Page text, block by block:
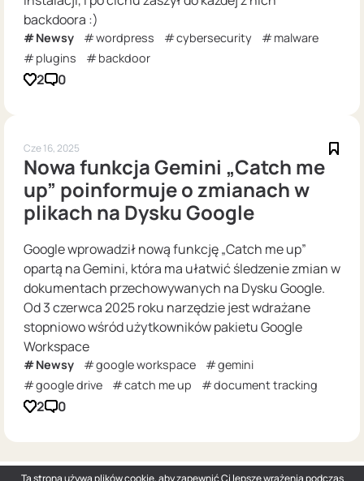
backdoora :)
Newsy wordpress cybersecurity
malware
plugins
backdoor
2 0
Cze 16, 2025
Nowa funkcja Gemini „Catch me
up” poinformuje o zmianach w
plikach na Dysku Google
Google wprowadził nową funkcję „Catch me up”
opartą na Gemini, która ma ułatwić śledzenie zmian w
dokumentach przechowywanych na Dysku Google.
Od 3 czerwca 2025 roku narzędzie jest wdrażane
stopniowo wśród użytkowników pakietu Google
Workspace
Newsy google workspace
gemini
google drive
catch me up document tracking
2 0
Ta strona używa plików cookie, aby zapewnić Ci lepsze wrażenia podczas